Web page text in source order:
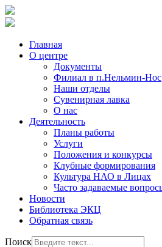
Главная
О центре
Документы
Филиал в п.Нельмин-Нос
Наши отделы
Сувенирная лавка
О нас
Деятельность
Планы работы
Услуги
Положения и конкурсы
Клубные формирования
Культура НАО в Лицах
Часто задаваемые
Новости
Библиотека ЭКЦ
Обратная связь
Поиск